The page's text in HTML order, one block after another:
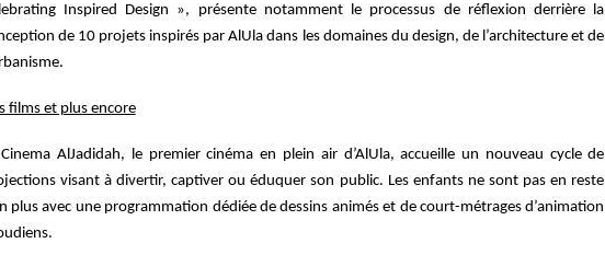
Inspired Design », présente notamment le processus de réflexion derrière la
de 10 projets inspirés par AlUla dans les domaines du design, de l’architecture et de
films et plus encore
Cinema AlJadidah, le premier cinéma en plein air d’AlUla, accueille un nouveau cycle de
visant à divertir, captiver ou éduquer son public. Les enfants ne sont pas en reste
plus avec une programmation dédiée de dessins animés et de court-métrages d’animation